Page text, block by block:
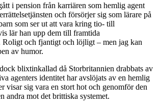
i pension från karriären som hemlig agent
och försörjer sig som lärare på
som ser ut att vara kring tio- till
lär han upp dem till framtida
Roligt och fjantigt och löjligt – men jag kan
av humor.
blixtinkallad då Storbritannien drabbats av
agenters identitet har avslöjats av en hemlig
visar sig vara en stort hot och genomför den
andra mot det brittiska systemet.